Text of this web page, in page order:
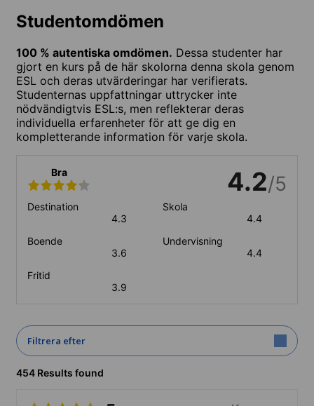
Studentomdömen
100 % autentiska omdömen. Dessa studenter har
gjort en kurs på de här skolorna denna skola genom
ESL och deras utvärderingar har verifierats.
Studenternas uppfattningar uttrycker inte
nödvändigtvis ESL:s, men reflekterar deras
individuella erfarenheter för att ge dig en
kompletterande information för varje skola.
Bra 4.2/5
Destination
4.3
Skola
4.4
Boende
3.6
Undervisning
4.4
Fritid
3.9
Filtrera efter
454 Results found